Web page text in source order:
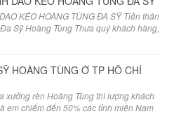
KÉO HOÀNG TÙNG ĐA SỸ Tiền thân
Sỹ Hoàng Tùng Thưa quý khách hàng,
HOÀNG TÙNG Ở TP HỒ CHÍ
xưởng rèn Hoàng Tùng thì lượng khách
em chiếm đến 50% các tỉnh miền Nam